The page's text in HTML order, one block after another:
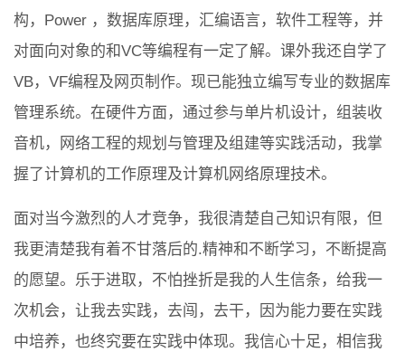
构，Power ，数据库原理，汇编语言，软件工程等，并
对面向对象的和VC等编程有一定了解。课外我还自学了
VB，VF编程及网页制作。现已能独立编写专业的数据库
管理系统。在硬件方面，通过参与单片机设计，组装收
音机，网络工程的规划与管理及组建等实践活动，我掌
握了计算机的工作原理及计算机网络原理技术。
面对当今激烈的人才竞争，我很清楚自己知识有限，但
我更清楚我有着不甘落后的.精神和不断学习，不断提高
的愿望。乐于进取，不怕挫折是我的人生信条，给我一
次机会，让我去实践，去闯，去干，因为能力要在实践
中培养，也终究要在实践中体现。我信心十足，相信我